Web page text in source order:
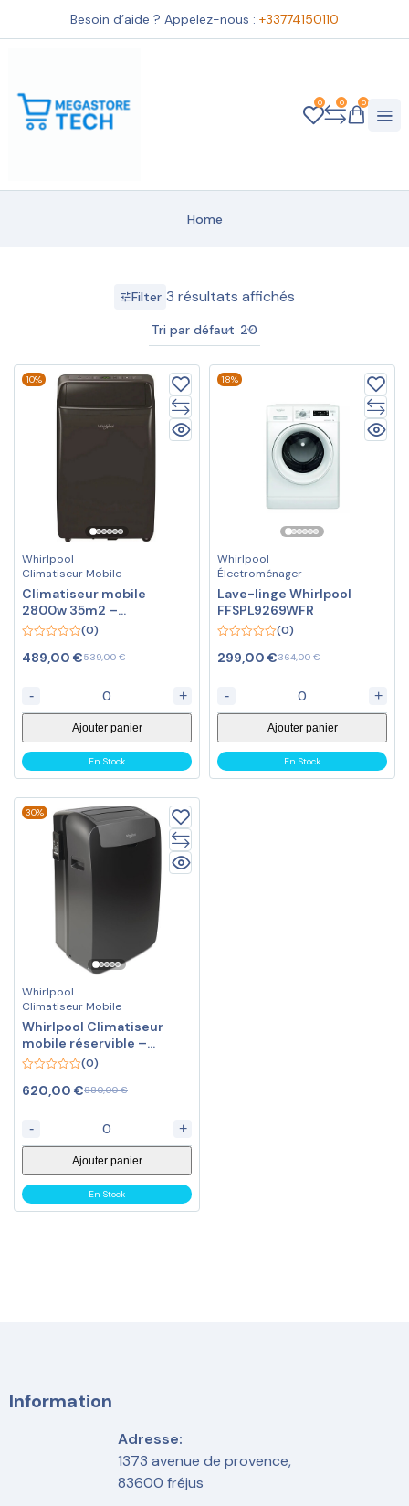
Besoin d’aide ? Appelez-nous : +33774150110
0 0 0
Home
Filter 3 résultats affichés
Tri par défaut 20
10%
Whirlpool
Climatiseur Mobile
Climatiseur mobile
2800w 35m2 –
PACF29COB – WHIRLPOOL
out
(0)
539,00€
489,00 €
- +
Ajouter panier
En Stock
18%
Whirlpool
Électroménager
Lave-linge Whirlpool
FFSPL9269WFR
out
(0)
364,00€
299,00 €
- +
Ajouter panier
En Stock
30%
Whirlpool
Climatiseur Mobile
Whirlpool Climatiseur
mobile réservible –
climatisation + chauffage
out
(0)
880,00€
620,00 €
- +
Ajouter panier
En Stock
Information
Adresse:
1373 avenue de provence,
83600 fréjus